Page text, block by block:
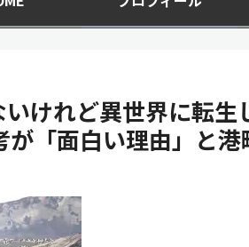
いけれど異世界に転
「面白い理由」と